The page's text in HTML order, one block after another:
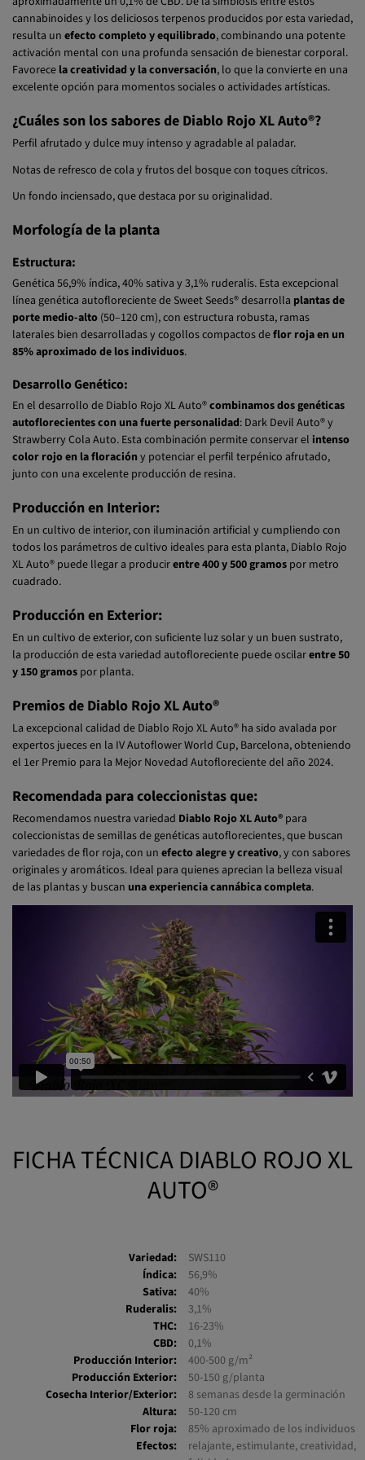
aproximadamente un 0,1% de CBD. De la simbiosis entre estos
cannabinoides y los deliciosos terpenos producidos por esta variedad,
resulta un efecto completo y equilibrado, combinando una potente
activación mental con una profunda sensación de bienestar corporal.
Favorecela creatividad y la conversación, lo que la convierte en una
¿Cuáles son los sabores de Diablo Rojo XL Auto®?
Estructura:
Genética 56,9% índica, 40% sativa y 3,1% ruderalis. Esta excepcional
línea genética autofloreciente de Sweet Seeds® desarrollaplantas de
porte medio-alto(50–120 cm), con estructura robusta, ramas
laterales bien desarrolladas y cogollos compactos de
Desarrollo Genético:
En el desarrollo de Diablo Rojo XL Auto®combinamos dos genéticas
autoflorecientes con una fuerte personalidad: Dark Devil Auto® y
Strawberry Cola Auto. Esta combinación permite conservar elintenso
color rojo en la floracióny potenciar el perfil terpénico afrutado,
Producción en Interior:
En un cultivo de interior, con iluminación artificial y cumpliendo con
todos los parámetros de cultivo ideales para esta planta, Diablo Rojo
XL Auto® puede llegar a producir
Producción en Exterior:
En un cultivo de exterior, con suficiente luz solar y un buen sustrato,
la producción de esta variedad autofloreciente puede oscilar
Premios de Diablo Rojo XL Auto®
La excepcional calidad de Diablo Rojo XL Auto® ha sido avalada por
expertos jueces en la IV Autoflower World Cup, Barcelona, obteniendo
Recomendada para coleccionistas que:
Recomendamos nuestra variedadDiablo Rojo XL Auto®para
coleccionistas de semillas de genéticas autoflorecientes, que buscan
variedades de flor roja, con unefecto alegre y creativo, y con sabores
originales y aromáticos. Ideal para quienes aprecian la belleza visual
de las plantas y buscanuna experiencia cannábica completa.
FICHA TÉCNICA DIABLO ROJO XL
AUTO®
Variedad:
SWS110
Índica:
56,9%
Sativa:
40%
Ruderalis:
3,1%
THC:
16-23%
CBD:
0,1%
Producción Interior:
400-500 g/m²
Producción Exterior:
50-150 g/planta
Cosecha Interior/Exterior:
8 semanas desde la germinación
Altura:
50-120 cm
Flor roja:
85% aproximado de los individuos